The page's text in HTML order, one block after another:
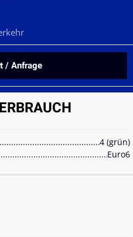
/ Anfrage
4 (grün)
Euro6